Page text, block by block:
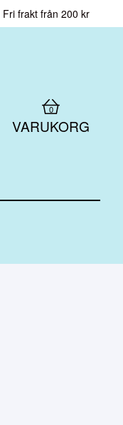
Fri frakt från 200 kr
0
VARUKORG